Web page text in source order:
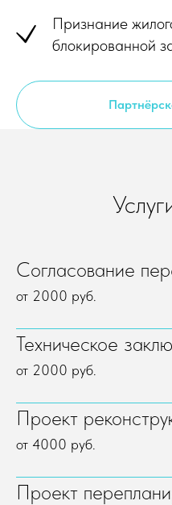
Признание
блокированной
Согласование
от 2000 руб.
Техническое
от 2000 руб.
Проект
от 4000 руб.
Проект